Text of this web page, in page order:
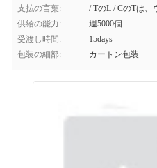
支払の言葉:
/ TのL / CのTは、
供給の能力:
週5000個
受渡し時間:
15days
包装の細部:
カートン包装